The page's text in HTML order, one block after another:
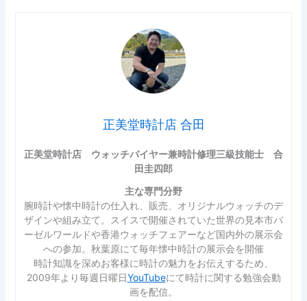
正美堂時計店 合田
正美堂時計店 ウォッチバイヤー兼時計修理三級技能士 合
田圭四郎
主な専門分野
腕時計や懐中時計の仕入れ、販売、オリジナルウォッチのデ
ザインや組み立て。スイスで開催されていた世界の見本市バ
ーゼルワールドや香港ウォッチフェアーなど国内外の展示会
への参加。秋葉原にて毎年懐中時計の展示会を開催
時計知識を深めお客様に時計の魅力をお伝えするため、
2009年より毎週日曜日YouTubeにて時計に関する勉強会動
画を配信。